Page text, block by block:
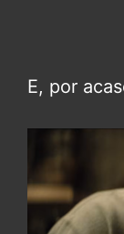
E, por